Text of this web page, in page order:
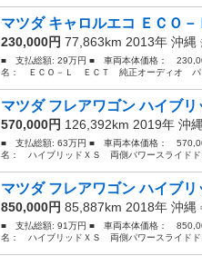
マツダ キャロルエコ ＥＣ
230,000円 77,863km 2013年 沖縄
■ 支払総額: 29万円 ■ 車両本体価格：
名： ＥＣＯ－Ｌ ＥＣＴ 純正オーディオ
マツダ フレアワゴン ハイブ
570,000円 126,392km 2019年 沖縄
■ 支払総額: 63万円 ■ 車両本体価格：
名： ハイブリッドＸＳ 両側パワースライド
マツダ フレアワゴン ハイブ
850,000円 85,887km 2018年 沖縄
■ 支払総額: 91万円 ■ 車両本体価格：
名： ハイブリッドＸＳ 両側パワースライ